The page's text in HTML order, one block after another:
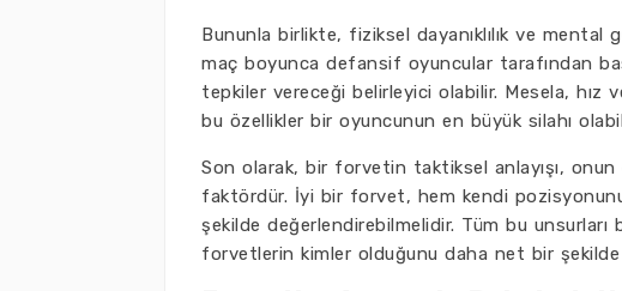
Bununla birlikte, fiziksel dayanıklılık ve mental
maç boyunca defansif oyuncular tarafından
tepkiler vereceği belirleyici olabilir. Mesela,
bu özellikler bir oyuncunun en büyük silahı
Son olarak, bir forvetin taktiksel anlayışı, onun
faktördür. İyi bir forvet, hem kendi
şekilde değerlendirebilmelidir. Tüm bu
forvetlerin kimler olduğunu daha net bir şekilde